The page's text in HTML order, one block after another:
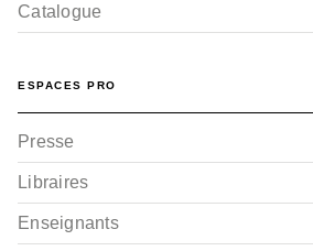
Catalogue
ESPACES PRO
Presse
Libraires
Enseignants